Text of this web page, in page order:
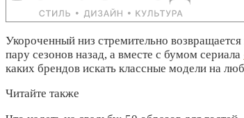
Укороченный низ стремительно
пару сезонов назад, а вместе с бумом сериала
каких брендов искать классные модели на
Читайте также